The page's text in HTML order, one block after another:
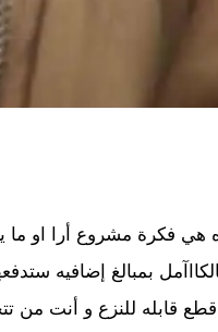
بمبالغ إضافيه
قابله للنزع و أنت من